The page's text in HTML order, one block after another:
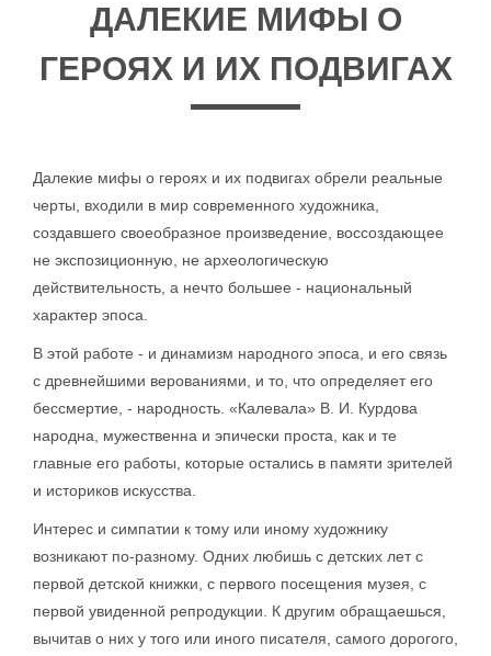
ДАЛЕКИЕ МИФЫ О
ГЕРОЯХ И ИХ ПОДВИГАХ
Далекие мифы о героях и их подвигах обрели реальные
черты, входили в мир современного художника,
создавшего своеобразное произведение, воссоздающее
не экспозиционную, не археологическую
действительность, а нечто большее - национальный
характер эпоса.
В этой работе - и динамизм народного эпоса, и его связь
с древнейшими верованиями, и то, что определяет его
бессмертие, - народность. «Калевала» В. И. Курдова
народна, мужественна и эпически проста, как и те
главные его работы, которые остались в памяти зрителей
и историков искусства.
Интерес и симпатии к тому или иному художнику
возникают по-разному. Одних любишь с детских лет с
первой детской книжки, с первого посещения музея, с
первой увиденной репродукции. К другим обращаешься,
вычитав о них у того или иного писателя, самого дорогого,